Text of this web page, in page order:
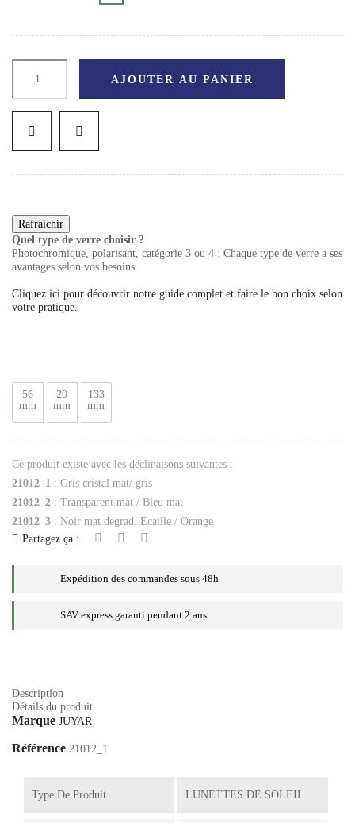
AJOUTER AU PANIER
Quel type de verre choisir ?
Photochromique, polarisant, catégorie 3 ou 4 : Chaque type de verre a ses
avantages selon vos besoins.
Cliquez ici pour découvrir notre guide complet et faire le bon choix selon
votre pratique.
56
mm
20
mm
133
mm
Ce produit existe avec les déclinaisons suivantes :
21012_1 : Gris cristal mat/ gris
21012_2 : Transparent mat / Bleu mat
21012_3 : Noir mat degrad. Ecaille / Orange
Partagez ça :
Expédition des commandes sous 48h
SAV express garanti pendant 2 ans
Description
Détails du produit
Marque JUYAR
Référence 21012_1
Type De Produit LUNETTES DE SOLEIL